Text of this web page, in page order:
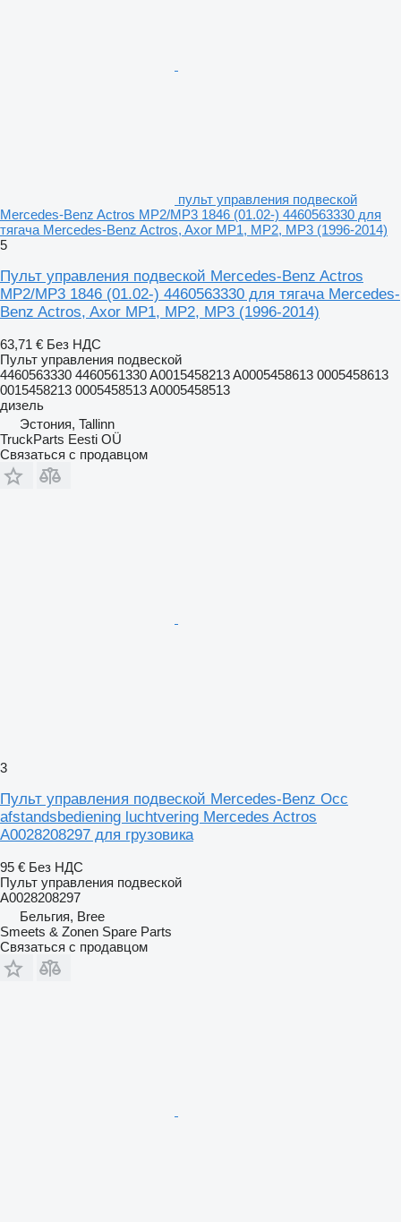
пульт управления подвеской
Mercedes-Benz Actros MP2/MP3 1846 (01.02-) 4460563330 для
тягача Mercedes-Benz Actros, Axor MP1, MP2, MP3 (1996-2014)
5
Пульт управления подвеской Mercedes-Benz Actros
MP2/MP3 1846 (01.02-) 4460563330 для тягача Mercedes-
Benz Actros, Axor MP1, MP2, MP3 (1996-2014)
63,71 € Без НДС
Пульт управления подвеской
4460563330 4460561330 A0015458213 A0005458613 0005458613
0015458213 0005458513 A0005458513
дизель
Эстония, Tallinn
TruckParts Eesti OÜ
Связаться с продавцом
3
Пульт управления подвеской Mercedes-Benz Occ
afstandsbediening luchtvering Mercedes Actros
A0028208297 для грузовика
95 € Без НДС
Пульт управления подвеской
A0028208297
Бельгия, Bree
Smeets & Zonen Spare Parts
Связаться с продавцом